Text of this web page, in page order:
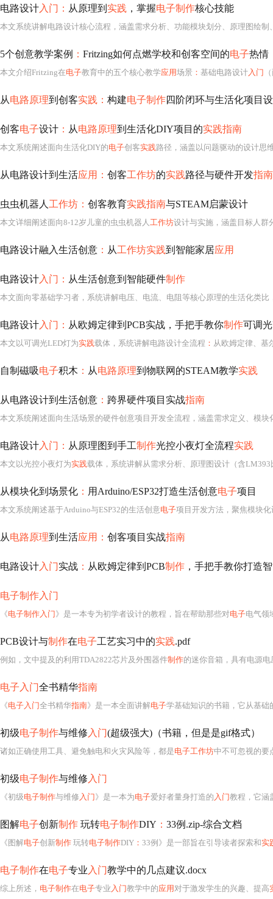
电路设计入门： 从原理到 实践 ，掌握电子制作核心技能
5个创意教学案例 ： Fritzing如何点燃学校和创客空间的电子热情
本文介绍Fritzing在电子教育中的五个核心教学应用场景 ： 基础电路设计入门
从电路原理到创客实践： 构建电子制作四阶闭环与生活化项目
创客电子设计 ： 从电路原理到生活化DIY项目的实践指南
本文系统阐述面向生活化DIY的电子创客实践路径，涵盖以问题驱动的设计思维、模块化快速原型方法、电路与美学融合策略，并以智能照明系统为例，详解需求分析、原理图设计、Arduino编
从电路设计到生活应用： 创客工作坊的实践路径与硬件开发指南
虫虫机器人 工作坊： 创客教育实践指南与STEAM启蒙设计
本文详细阐述面向8-12岁儿童的虫虫机器人工作坊设计与实施，涵盖目标人群分层、安全易用套件选型（振动马达/减速电机方案）、180分钟四阶段实操流程（原理启蒙→机械组装→
电路设计融入生活创意 ： 从工作坊实践到智能家居应用
电路设计入门： 从生活创意到智能硬件制作
电路设计入门： 从欧姆定律到PCB实战，手把手教你制作可调
本文以可调光LED灯为实践载体，系统讲解电路设计全流程 ： 从欧姆定律、基尔霍夫定律等基础理论出发，完成需求分析
自制磁吸电子积木 ： 从电路原理到物联网的STEAM教学实践
从电路设计到生活创意 ： 跨界硬件项目实战指南
电路设计入门： 从原理图到手工制作光控小夜灯全流程实践
本文以光控小夜灯为实践载体，系统讲解从需求分析、原理图设计（含LM393比较器、光敏电阻分压、三极管驱动）、PCB布局布线（电源路径、去耦电容、模拟
从模块化到场景化 ： 用Arduino/ESP32打造生活创意电子项目
本文系统阐述基于Arduino与ESP32的生活创意电子项目开发方法，聚焦模块化设计（控制、感
从电路原理到生活应用： 创客项目实战指南
电路设计入门实战 ： 从欧姆定律到PCB制作 ，手把手教你打造
电子制作入门
《电子制作入门》是一本专为初学者设计的教程，旨在帮助那些对电子电气领
PCB设计与制作在电子工艺实习中的实践.pdf
例如，文中提及的利用TDA2822芯片及外围器件制作的迷你音箱，具有电源电压范围宽、静态
电子入门全书精华指南
《电子入门全书精华指南》是一本全面讲解电子学基础知识的书籍，它从基础
初级电子制作与维修 入门(超级强大)（书籍，但是是gif格式）
诸如正确使用工具、避免触电和火灾风险等，都是电子工作坊中不可忽视的要
初级电子制作与维修 入门
《初级电子制作与维修 入门》是一本为电子爱好者量身打造的 入门教程，它涵
图解电子创新制作 玩转电子制作DIY ： 33例.zip-综合文档
《图解电子创新制作 玩转电子制作DIY ： 33例》是一部旨在引导读者探索和实
电子制作在电子专业 入门教学中的几点建议.docx
综上所述， 电子制作在电子专业 入门教学中的应用对于激发学生的兴趣、提高